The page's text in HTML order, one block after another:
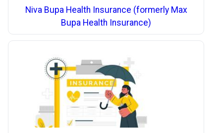
Niva Bupa Health Insurance (formerly Max
Bupa Health Insurance)